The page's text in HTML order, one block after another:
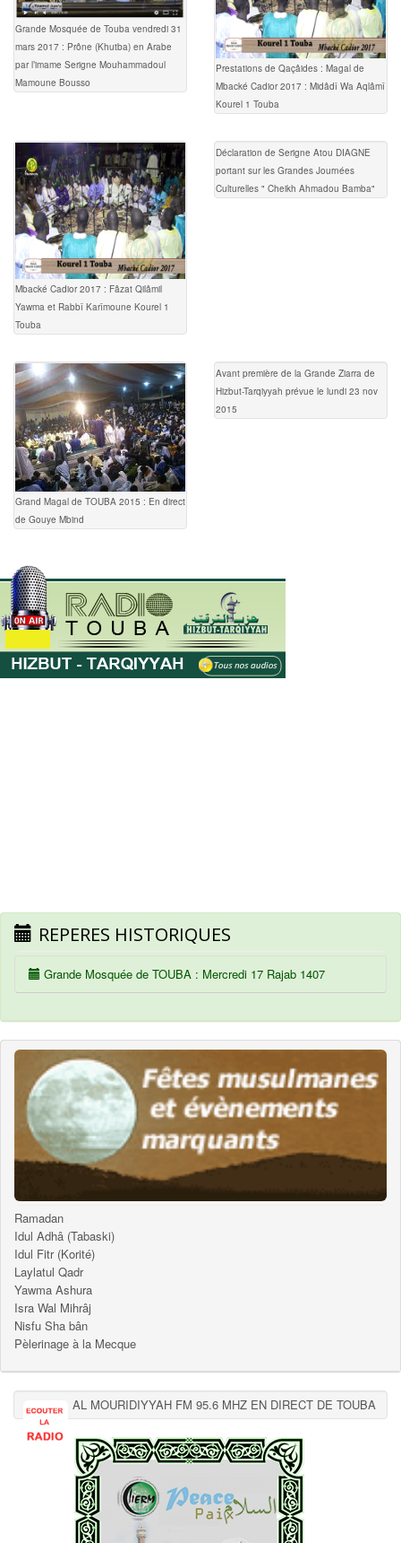
Grande Mosquée de Touba vendredi 31
mars 2017 : Prône (Khutba) en Arabe
par l’imame Serigne Mouhammadoul
Mamoune Bousso
Prestations de Qaçâides : Magal de
Mbacké Cadior 2017 : Midâdî Wa Aqlâmî
Kourel 1 Touba
Mbacké Cadior 2017 : Fâzat Qilâmil
Yawma et Rabbî Karîmoune Kourel 1
Touba
Déclaration de Serigne Atou DIAGNE
portant sur les Grandes Journées
Culturelles " Cheikh Ahmadou Bamba"
Grand Magal de TOUBA 2015 : En direct
de Gouye Mbind
Avant première de la Grande Ziarra de
Hizbut-Tarqiyyah prévue le lundi 23 nov
2015
REPERES HISTORIQUES
Grande Mosquée de TOUBA : Mercredi 17 Rajab 1407
Ramadan
Idul Adhâ (Tabaski)
Idul Fitr (Korité)
Laylatul Qadr
Yawma Ashura
Isra Wal Mihrâj
Nisfu Sha bân
Pèlerinage à la Mecque
AL MOURIDIYYAH FM 95.6 MHZ EN DIRECT DE TOUBA